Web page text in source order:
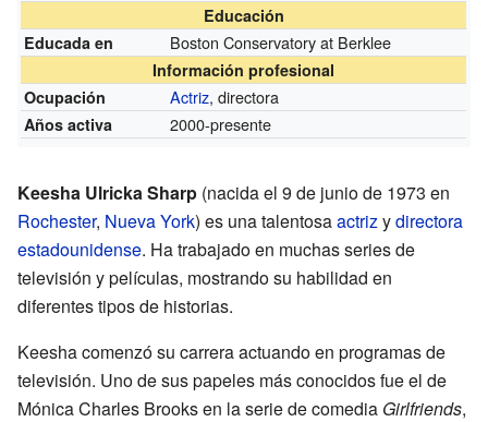
Educación
Educada en
Boston Conservatory at Berklee
Información profesional
Ocupación
Actriz, directora
Años activa 2000-presente
Keesha Ulricka Sharp (nacida el 9 de junio de 1973 en
Rochester, Nueva York) es una talentosaactrizydirectora
estadounidense. Ha trabajado en muchas series de
televisión y películas, mostrando su habilidad en
diferentes tipos de historias.
Keesha comenzó su carrera actuando en programas de
televisión. Uno de sus papeles más conocidos fue el de
Mónica Charles Brooks en la serie de comedia Girlfriends,